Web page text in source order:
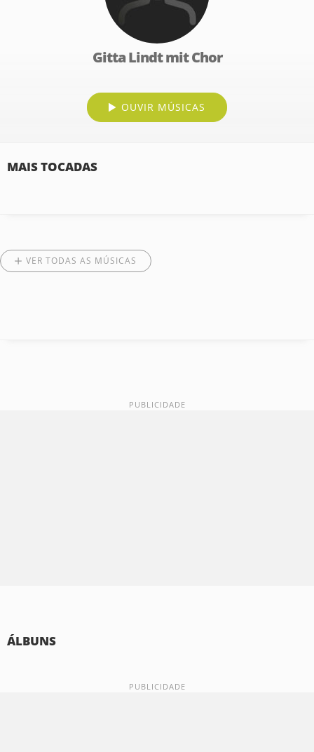
Gitta Lindt mit Chor
OUVIR MÚSICAS
MAIS TOCADAS
VER TODAS AS MÚSICAS
ÁLBUNS